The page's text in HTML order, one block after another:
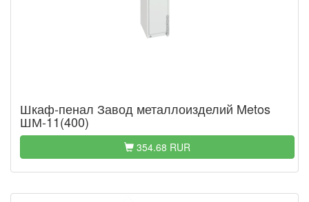
Шкаф-пенал Завод металлоизделий Metos
ШМ-11(400)
354.68 RUR